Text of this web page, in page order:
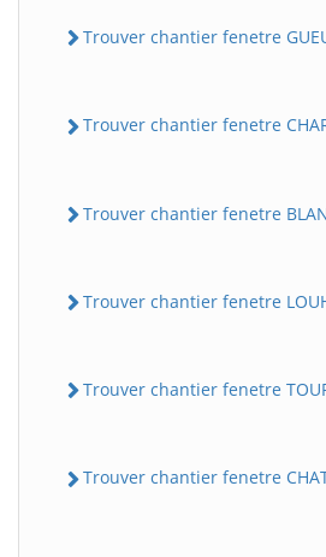
Trouver chantier fenetre
Trouver chantier fenetre
Trouver chantier fenetre
Trouver chantier fenetre
Trouver chantier fenetre
Trouver chantier fenetre